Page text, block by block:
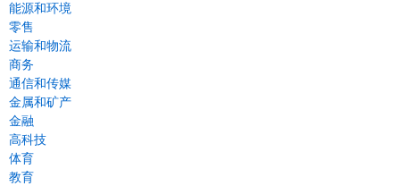
能源和环境
零售
运输和物流
商务
通信和传媒
金属和矿产
金融
高科技
体育
教育